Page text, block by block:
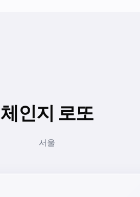
체인지 로또
서울